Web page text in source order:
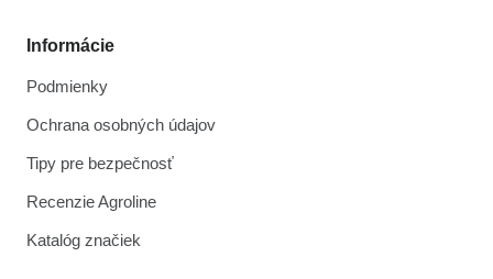
Informácie
Podmienky
Ochrana osobných údajov
Tipy pre bezpečnosť
Recenzie Agroline
Katalóg značiek